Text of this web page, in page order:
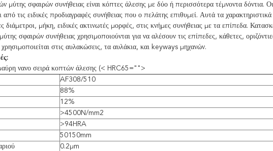
μύτης σφαιρών συνήθειας είναι κόπτες άλεσης με δύο ή περισσότερα τέμνοντα δόντια.
από τις ειδικές προδιαγραφές συνήθειας που ο πελάτης επιθυμεί. Αυτά τα
διάμετροι, μήκη, ειδικές ακτινωτές μορφές, στις κνήμες συνήθειας με τα επίπεδα.
σφαιρών συνήθειας χρησιμοποιούνται για να αλέσουν τις επίπεδες, κάθετες,
στις αυλακώσεις, τα αυλάκια, και keyways μηχανών.
νανο σειρά κοπτών άλεσης (< HRC65="">
AF308/510
88%
12%
>4500N/mm2
>94HRA
50150mm
0.2μm